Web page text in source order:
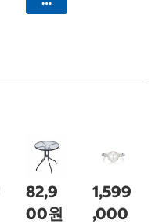
82,9
00원
1,599
,000